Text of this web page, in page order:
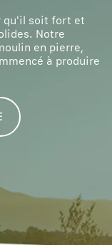
qu'il soit fort et
Notre
en pierre,
à produire